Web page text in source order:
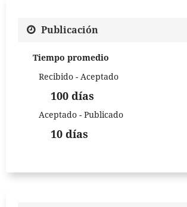
Publicación
Tiempo promedio
Recibido - Aceptado
100 días
Aceptado - Publicado
10 días